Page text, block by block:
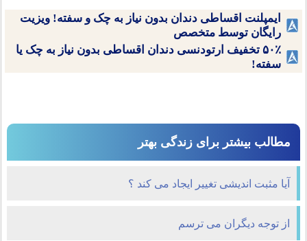
ایمپلنت اقساطی دندان بدون نیاز به چک و سفته! ویزیت
رایگان توسط متخصص
۵۰٪ تخفیف ارتودنسی دندان اقساطی بدون نیاز به چک یا
سفته!
مطالب بیشتر برای زندگی بهتر
آیا مثبت اندیشی تغییر ایجاد می کند ؟
از توجه دیگران می ترسم